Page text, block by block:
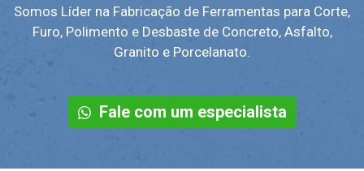
Somos Líder na Fabricação de Ferramentas para Corte,
Furo, Polimento e Desbaste de Concreto, Asfalto,
Granito e Porcelanato.
Fale com um especialista